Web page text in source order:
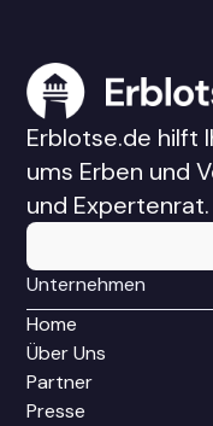
Erblotse.de hilft
ums Erben und
und Expertenrat.
Unternehmen
Home
Über Uns
Partner
Presse